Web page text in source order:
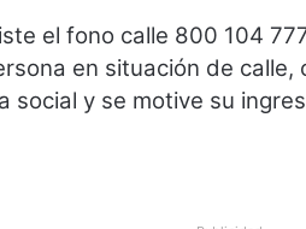
el fono calle 800 104
en situación de
social y se motive su